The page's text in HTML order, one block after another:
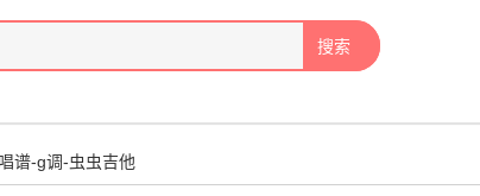
搜索
谱-g调-虫虫吉他